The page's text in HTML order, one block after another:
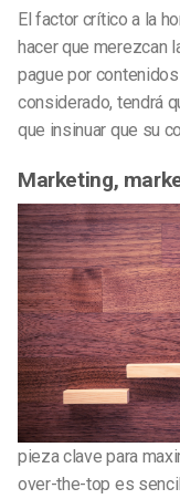
El factor crítico a la
hacer que merezcan
pague por
considerado, tendrá
que insinuar que su
Marketing,
pieza clave para
over-the-top es